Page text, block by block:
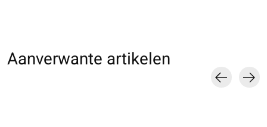
Aanverwante artikelen